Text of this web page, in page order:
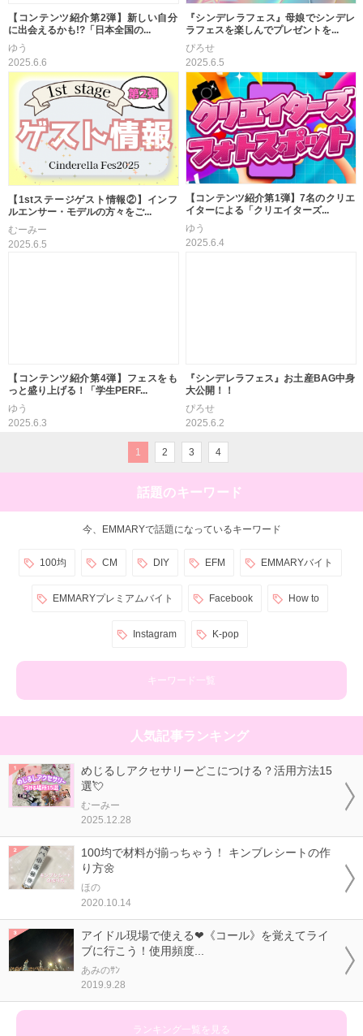
【コンテンツ紹介第2弾】新しい自分
に出会えるかも!?「日本全国の...
ゆう
2025.6.6
『シンデレラフェス』母娘でシンデレ
ラフェスを楽しんでプレゼントを...
ぴろせ
2025.6.5
【1stステージゲスト情報②】インフ
ルエンサー・モデルの方々をご...
むーみー
2025.6.5
【コンテンツ紹介第1弾】7名のクリエ
イターによる「クリエイターズ...
ゆう
2025.6.4
【コンテンツ紹介第4弾】フェスをも
っと盛り上げる！「学生PERF...
ゆう
2025.6.3
『シンデレラフェス』お土産BAG中身
大公開！！
ぴろせ
2025.6.2
1 2 3 4
話題のキーワード
今、EMMARYで話題になっているキーワード
100均 CM DIY EFM EMMARYバイト
EMMARYプレミアムバイト Facebook How to
Instagram K-pop
キーワード一覧
人気記事ランキング
めじるしアクセサリーどこにつける？活用方法15
選💘
むーみー
2025.12.28
100均で材料が揃っちゃう！ キンブレシートの作
り方🌼
ほの
2020.10.14
アイドル現場で使える❤《コール》を覚えてライ
ブに行こう！使用頻度...
あみのｻﾝ
2019.9.28
ランキング一覧を見る